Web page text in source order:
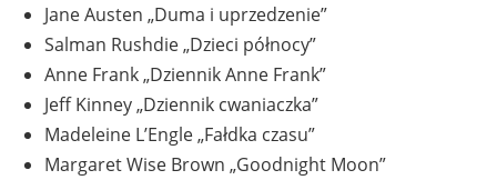
Jane Austen „Duma i uprzedzenie”
Salman Rushdie „Dzieci północy”
Anne Frank „Dziennik Anne Frank”
Jeff Kinney „Dziennik cwaniaczka”
Madeleine L’Engle „Fałdka czasu”
Margaret Wise Brown „Goodnight Moon”